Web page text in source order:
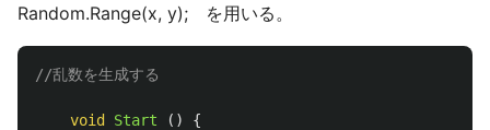
Random.Range(x, y); を用いる。
//乱数を生成する
void Start () {